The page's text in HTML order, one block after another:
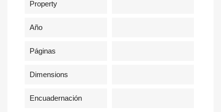
Property
Año
Páginas
Dimensions
Encuadernación
Sign in